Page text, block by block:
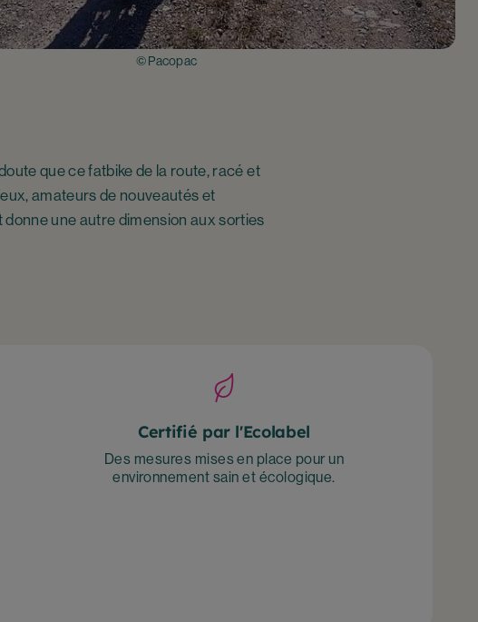
© Pacopac
que ce fatbike de la route, racé et
amateurs de nouveautés et
une autre dimension aux sorties
Certifié par l'Ecolabel
Des mesures mises en place pour un
environnement sain et écologique.